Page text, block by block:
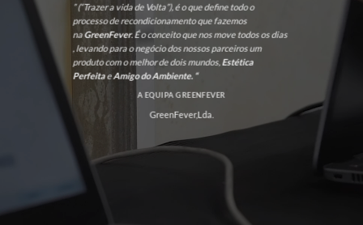
” (“Trazer a vida de Volta”), é o que define todo o
processo de recondicionamento que fazemos
naGreenFever. É o conceito que nos move todos os dias
, levando para o negócio dos nossos parceiros um
produto com o melhor de dois mundos, Estética
PerfeitaeAmigo do Ambiente. “
A EQUIPA GREENFEVER
GreenFever,Lda.